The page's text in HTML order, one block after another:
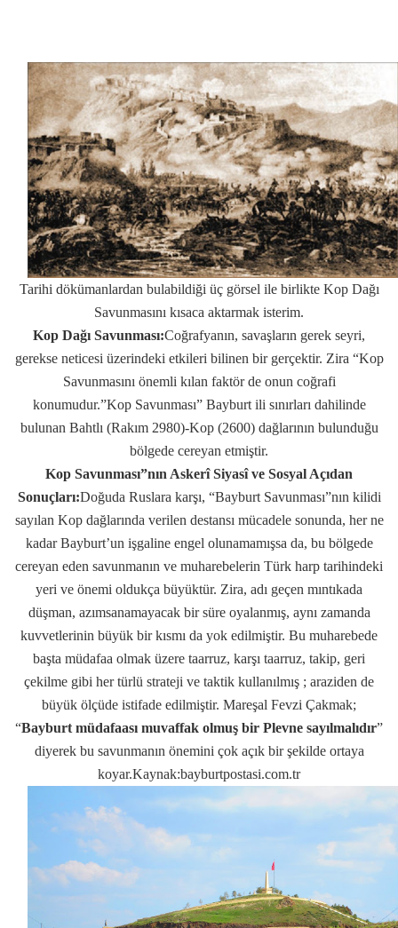
Tarihi dökümanlardan bulabildiği üç görsel ile birlikte Kop Dağı
Savunmasını kısaca aktarmak isterim.
Kop Dağı Savunması:Coğrafyanın, savaşların gerek seyri,
gerekse neticesi üzerindeki etkileri bilinen bir gerçektir. Zira “Kop
Savunmasını önemli kılan faktör de onun coğrafi
konumudur.”Kop Savunması” Bayburt ili sınırları dahilinde
bulunan Bahtlı (Rakım 2980)-Kop (2600) dağlarının bulunduğu
bölgede cereyan etmiştir.
Kop Savunması”nın Askerî Siyasî ve Sosyal Açıdan
Sonuçları:Doğuda Ruslara karşı, “Bayburt Savunması”nın kilidi
sayılan Kop dağlarında verilen destansı mücadele sonunda, her ne
kadar Bayburt’un işgaline engel olunamamışsa da, bu bölgede
cereyan eden savunmanın ve muharebelerin Türk harp tarihindeki
yeri ve önemi oldukça büyüktür. Zira, adı geçen mıntıkada
düşman, azımsanamayacak bir süre oyalanmış, aynı zamanda
kuvvetlerinin büyük bir kısmı da yok edilmiştir. Bu muharebede
başta müdafaa olmak üzere taarruz, karşı taarruz, takip, geri
çekilme gibi her türlü strateji ve taktik kullanılmış ; araziden de
büyük ölçüde istifade edilmiştir. Mareşal Fevzi Çakmak;
“Bayburt müdafaası muvaffak olmuş bir Plevne sayılmalıdır”
diyerek bu savunmanın önemini çok açık bir şekilde ortaya
koyar.Kaynak:bayburtpostasi.com.tr